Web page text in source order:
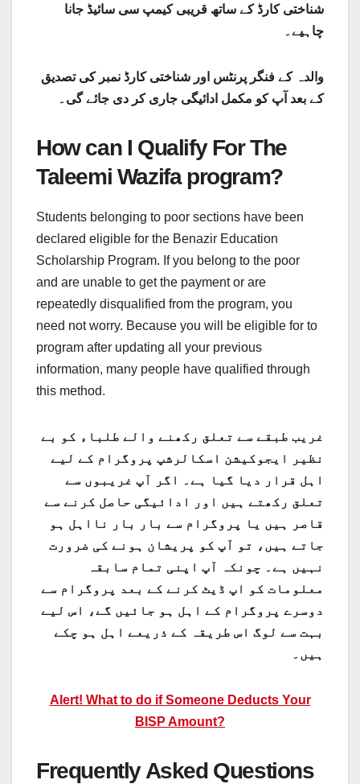
شناختی کارڈ کے ساتھ قریبی کیمپ سی سائیڈ جانا
چاہیے۔
والدہ کے فنگر پرنٹس اور شناختی کارڈ نمبر کی تصدیق
کے بعد آپ کو مکمل ادائیگی جاری کر دی جائے گی۔
How can I Qualify For The
Taleemi Wazifa program?
Students belonging to poor sections have been
declared eligible for the Benazir Education
Scholarship Program. If you belong to the poor
and are unable to get the payment or are
repeatedly disqualified from the program, you
need not worry. Because you will be eligible for to
program after updating all your previous
information, many people have qualified through
this method.
غریب طبقے سے تعلق رکھنے والے طلباء کو بے
نظیر ایجوکیشن اسکالرشپ پروگرام کے لیے
اہل قرار دیا گیا ہے۔ اگر آپ غریبوں سے
تعلق رکھتے ہیں اور ادائیگی حاصل کرنے سے
قاصر ہیں یا پروگرام سے بار بار نااہل ہو
جاتے ہیں، تو آپ کو پریشان ہونے کی ضرورت
نہیں ہے۔ چونکہ آپ اپنی تمام سابقہ ​​
معلومات کو اپ ڈیٹ کرنے کے بعد پروگرام سے
دوسرے پروگرام کے اہل ہو جائیں گے، اس لیے
بہت سے لوگ اس طریقہ کے ذریعے اہل ہو چکے
ہیں۔
Alert! What to do if Someone Deducts Your
BISP Amount?
Frequently Asked Questions